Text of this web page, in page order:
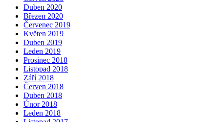
Duben 2020
Březen 2020
Červenec 2019
Květen 2019
Duben 2019
Leden 2019
Prosinec 2018
Listopad 2018
Září 2018
Červen 2018
Duben 2018
Únor 2018
Leden 2018